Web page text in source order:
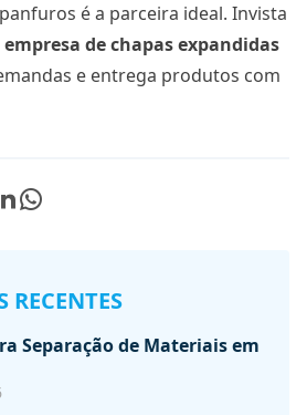
é a parceira ideal. Invista
empresa de chapas expandidas
e entrega produtos com
RECENTES
Separação de Materiais em